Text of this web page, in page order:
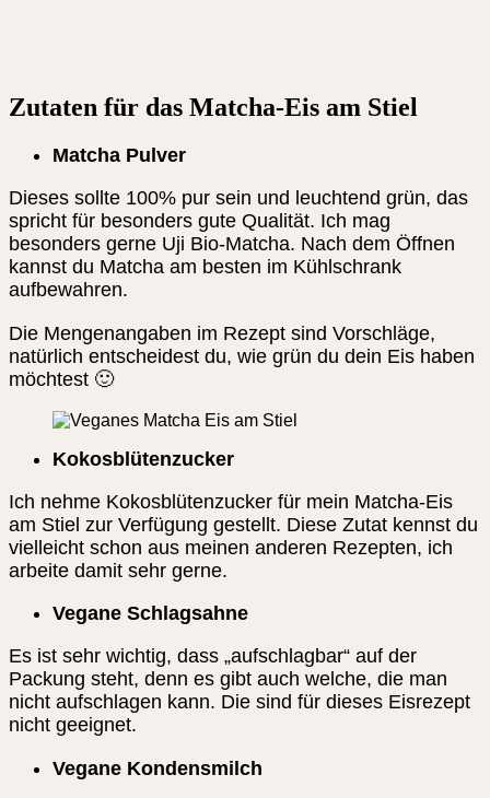
Zutaten für das Matcha-Eis am Stiel
Matcha Pulver
Dieses sollte 100% pur sein und leuchtend grün, das
spricht für besonders gute Qualität. Ich mag
besonders gerne Uji Bio-Matcha. Nach dem Öffnen
kannst du Matcha am besten im Kühlschrank
aufbewahren.
Die Mengenangaben im Rezept sind Vorschläge,
natürlich entscheidest du, wie grün du dein Eis haben
möchtest 🙂
Kokosblütenzucker
Ich nehme Kokosblütenzucker für mein Matcha-Eis
am Stiel zur Verfügung gestellt. Diese Zutat kennst du
vielleicht schon aus meinen anderen Rezepten, ich
arbeite damit sehr gerne.
Vegane Schlagsahne
Es ist sehr wichtig, dass „aufschlagbar“ auf der
Packung steht, denn es gibt auch welche, die man
nicht aufschlagen kann. Die sind für dieses Eisrezept
nicht geeignet.
Vegane Kondensmilch